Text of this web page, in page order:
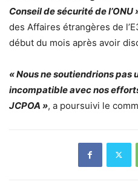
Conseil de sécurité de l’ONU
des Affaires étrangères de
début du mois après avoir
« Nous ne soutiendrions pas
incompatible avec nos
JCPOA », a poursuivi le